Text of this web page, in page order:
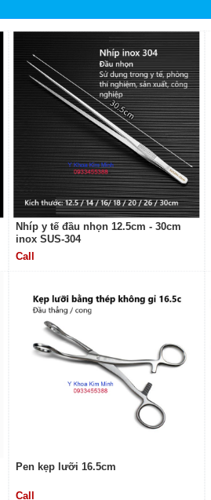
Nhíp y tế đầu nhọn 12.5cm - 30cm
inox SUS-304
Call
Pen kẹp lưỡi 16.5cm
Call